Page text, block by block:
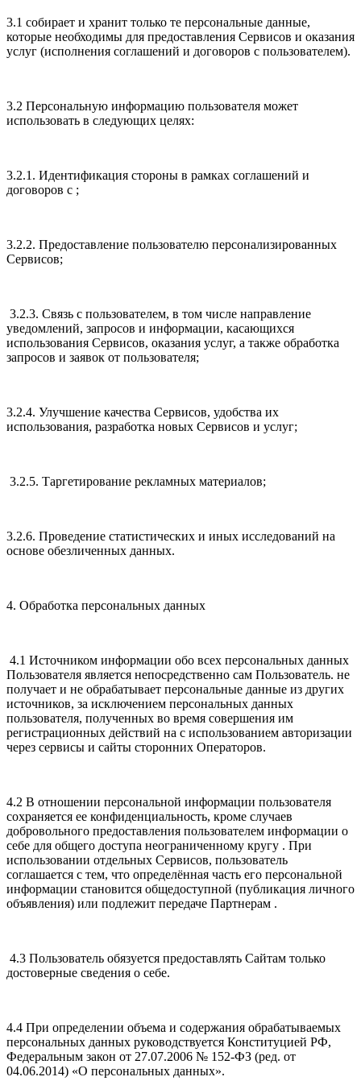
3.1 собирает и хранит только те персональные данные,
которые необходимы для предоставления Сервисов и оказания
услуг (исполнения соглашений и договоров с пользователем).
3.2 Персональную информацию пользователя может
использовать в следующих целях:
3.2.1. Идентификация стороны в рамках соглашений и
договоров с ;
3.2.2. Предоставление пользователю персонализированных
Сервисов;
3.2.3. Связь с пользователем, в том числе направление
уведомлений, запросов и информации, касающихся
использования Сервисов, оказания услуг, а также обработка
запросов и заявок от пользователя;
3.2.4. Улучшение качества Сервисов, удобства их
использования, разработка новых Сервисов и услуг;
3.2.5. Таргетирование рекламных материалов;
3.2.6. Проведение статистических и иных исследований на
основе обезличенных данных.
4. Обработка персональных данных
4.1 Источником информации обо всех персональных данных
Пользователя является непосредственно сам Пользователь. не
получает и не обрабатывает персональные данные из других
источников, за исключением персональных данных
пользователя, полученных во время совершения им
регистрационных действий на с использованием авторизации
через сервисы и сайты сторонних Операторов.
4.2 В отношении персональной информации пользователя
сохраняется ее конфиденциальность, кроме случаев
добровольного предоставления пользователем информации о
себе для общего доступа неограниченному кругу . При
использовании отдельных Сервисов, пользователь
соглашается с тем, что определённая часть его персональной
информации становится общедоступной (публикация личного
объявления) или подлежит передаче Партнерам .
4.3 Пользователь обязуется предоставлять Сайтам только
достоверные сведения о себе.
4.4 При определении объема и содержания обрабатываемых
персональных данных руководствуется Конституцией РФ,
Федеральным закон от 27.07.2006 № 152-ФЗ (ред. от
04.06.2014) «О персональных данных».